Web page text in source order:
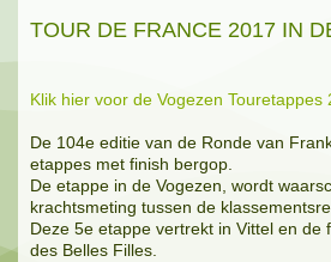
TOUR DE FRANCE 2017 IN
Klik hier voor de Vogezen Touretappes
De 104e editie van de Ronde van
etappes met finish bergop.
De etappe in de Vogezen, wordt
krachtsmeting tussen de
Deze 5e etappe vertrekt in Vittel en de
des Belles Filles.